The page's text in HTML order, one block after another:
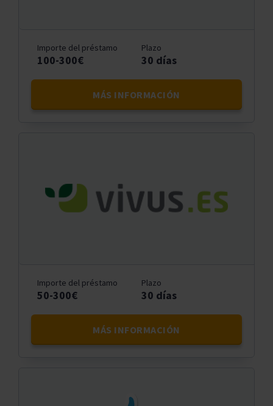
Importe del préstamo
100-300€
Plazo
30 días
MÁS INFORMACIÓN
Importe del préstamo
50-300€
Plazo
30 días
MÁS INFORMACIÓN